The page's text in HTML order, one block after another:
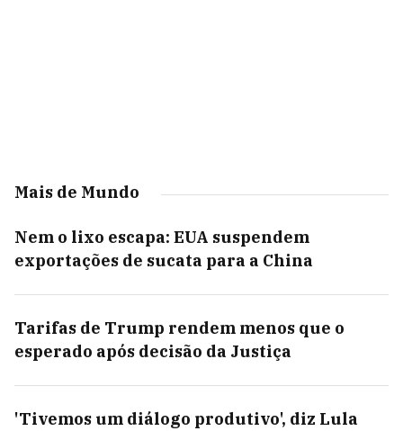
Mais de Mundo
Nem o lixo escapa: EUA suspendem
exportações de sucata para a China
Tarifas de Trump rendem menos que o
esperado após decisão da Justiça
'Tivemos um diálogo produtivo', diz Lula